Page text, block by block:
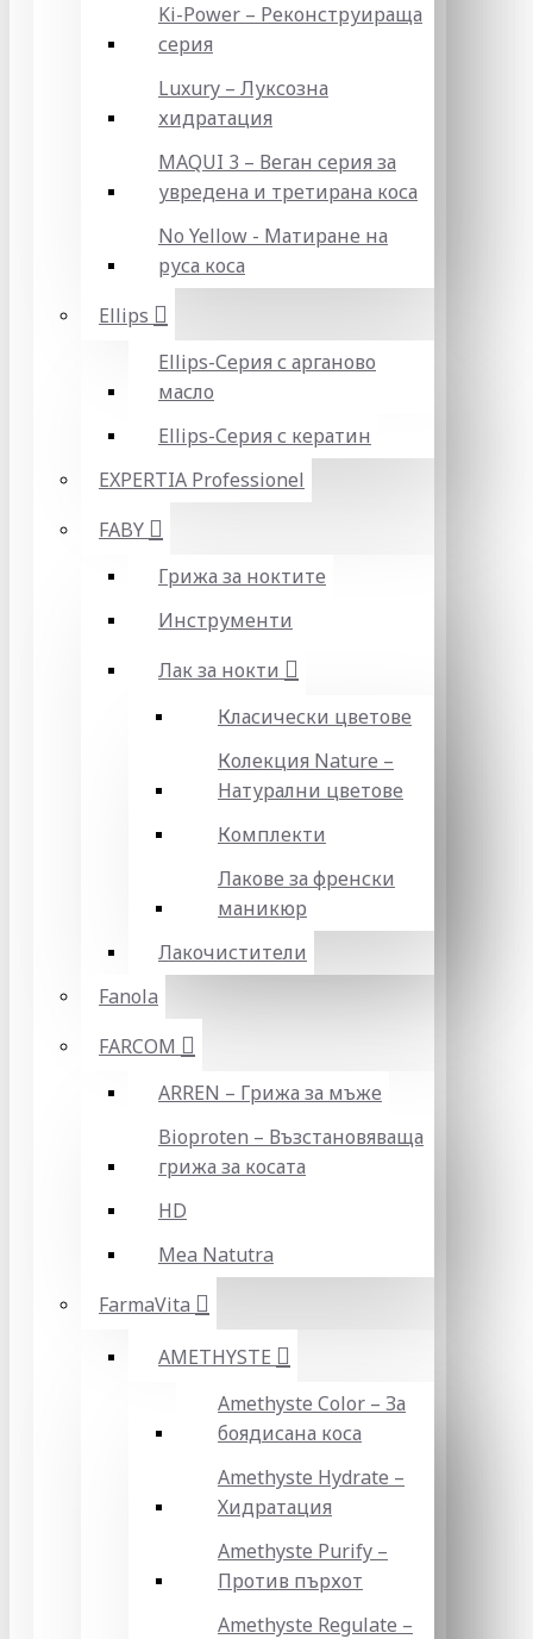
Ki-Power – Реконструираща
серия
Luxury – Луксозна
хидратация
MAQUI 3 – Веган серия за
увредена и третирана коса
No Yellow - Матиране на
руса коса
Ellips
Ellips-Серия с арганово
масло
Ellips-Серия с кератин
EXPERTIA Professionel
FABY
Грижа за ноктите
Инструменти
Лак за нокти
Класически цветове
Колекция Nature –
Натурални цветове
Комплекти
Лакове за френски
маникюр
Лакочистители
Fanola
FARCOM
ARREN – Грижа за мъже
Bioproten – Възстановяваща
грижа за косата
HD
Mea Natutra
FarmaVita
AMETHYSTE
Amethyste Color – За
боядисана коса
Amethyste Hydrate –
Хидратация
Amethyste Purify –
Против пърхот
Amethyste Regulate –